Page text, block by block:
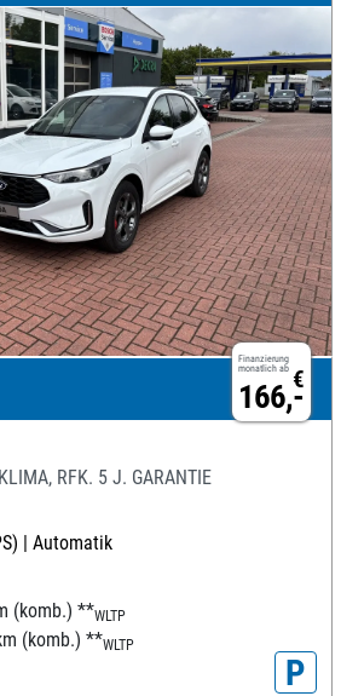
Finanzierung
monatlich ab €
166,-
RFK. 5 J. GARANTIE
| Automatik
(komb.) **WLTP
(komb.) **WLTP
P